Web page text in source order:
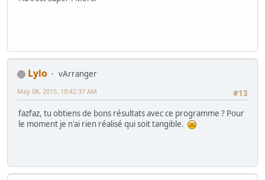
Lylo
vArranger
#13
May 08, 2015, 10:42:37 AM
fazfaz, tu obtiens de bons résultats avec ce programme ? Pour
le moment je n'ai rien réalisé qui soit tangible.